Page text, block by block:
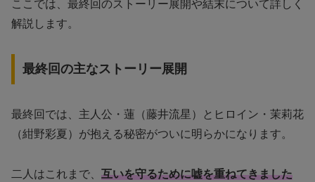
ここでは、最終回のストーリー展開や結末について詳しく
解説します。
最終回の主なストーリー展開
最終回では、主人公・蓮（藤井流星）とヒロイン・茉莉花
（紺野彩夏）が抱える秘密がついに明らかになります。
二人はこれまで、 互いを守るために嘘を重ねてきました